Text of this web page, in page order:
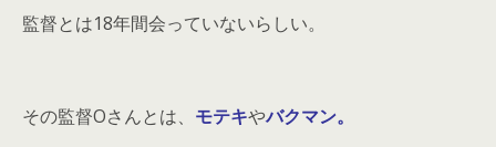
監督とは18年間会っていないらしい。
その監督Oさんとは、 モテキやバクマン。